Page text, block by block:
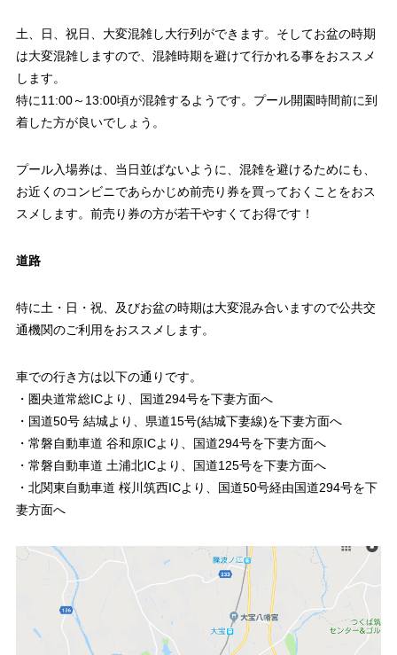
土、日、祝日、大変混雑し大行列ができます。そしてお盆の時期
は大変混雑しますので、混雑時期を避けて行かれる事をおススメ
します。
特に11:00～13:00頃が混雑するようです。プール開園時間前に到
着した方が良いでしょう。
プール入場券は、当日並ばないように、混雑を避けるためにも、
お近くのコンビニであらかじめ前売り券を買っておくことをおス
スメします。前売り券の方が若干やすくてお得です！
道路
特に土・日・祝、及びお盆の時期は大変混み合いますので公共交
通機関のご利用をおススメします。
車での行き方は以下の通りです。
・圏央道常総ICより、国道294号を下妻方面へ
・国道50号 結城より、県道15号(結城下妻線)を下妻方面へ
・常磐自動車道 谷和原ICより、国道294号を下妻方面へ
・常磐自動車道 土浦北ICより、国道125号を下妻方面へ
・北関東自動車道 桜川筑西ICより、国道50号経由国道294号を下
妻方面へ